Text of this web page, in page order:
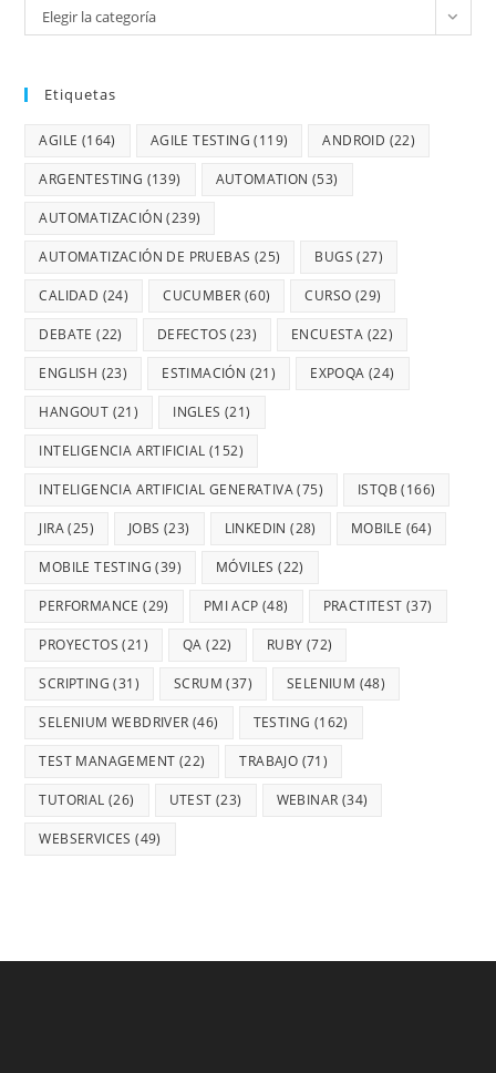
Elegir la categoría
Etiquetas
AGILE (164) AGILE TESTING (119) ANDROID (22)
ARGENTESTING (139) AUTOMATION (53)
AUTOMATIZACIÓN (239)
AUTOMATIZACIÓN DE PRUEBAS (25) BUGS (27)
CALIDAD (24) CUCUMBER (60) CURSO (29)
DEBATE (22) DEFECTOS (23) ENCUESTA (22)
ENGLISH (23) ESTIMACIÓN (21) EXPOQA (24)
HANGOUT (21) INGLES (21)
INTELIGENCIA ARTIFICIAL (152)
INTELIGENCIA ARTIFICIAL GENERATIVA(75) ISTQB (166)
JIRA(25) JOBS (23) LINKEDIN (28) MOBILE (64)
MOBILE TESTING (39) MÓVILES (22)
PERFORMANCE (29) PMI ACP (48) PRACTITEST (37)
PROYECTOS (21) QA (22) RUBY (72)
SCRIPTING (31) SCRUM (37) SELENIUM (48)
SELENIUM WEBDRIVER (46) TESTING (162)
TEST MANAGEMENT (22) TRABAJO (71)
TUTORIAL (26) UTEST (23) WEBINAR (34)
WEBSERVICES (49)